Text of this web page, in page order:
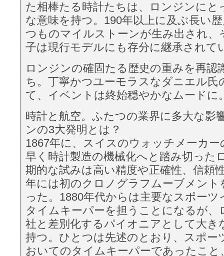
た相棒たる時計たちは、ロンジンにと
な意味を持つ。190年以上に及ぶ長い
つものマイルストーンが生み出され、
子は現行モデルにも存分に継承されて
ロンジンの確固たる歴史の重みを再認
ち。丁寧かつユーモラスなダニエル氏
て、イベントは終始穏やかなムードに
時計と航空。ふたつの業界に多大な影
ンの3大発明とは？
1867年に、スイスのウォッチメーカ
早く時計製造の機械化へと踏み切った
期的な試みは高い精度や正確性、信頼
年には初のクロノグラフムーブメント
った。1880年代からは主要なスポー
タイムキーパーを担うことになるが、
社と差別化するパイオニアとして大き
持つ。ひとつは先述のとおり、スポー
おいてのタイムキーパーであったこと